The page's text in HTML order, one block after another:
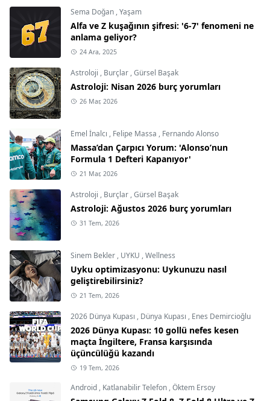
Sema Doğan ,Yaşam
Alfa ve Z kuşağının şifresi: '6-7' fenomeni ne
anlama geliyor?
24 Ara, 2025
Astroloji , Burçlar ,Gürsel Başak
Astroloji: Nisan 2026 burç yorumları
26 Mar, 2026
Emel İnalcı , Felipe Massa , Fernando Alonso
Massa’dan Çarpıcı Yorum: 'Alonso’nun
Formula 1 Defteri Kapanıyor'
21 Mar, 2026
Astroloji , Burçlar ,Gürsel Başak
Astroloji: Ağustos 2026 burç yorumları
31 Tem, 2026
Sinem Bekler , UYKU ,Wellness
Uyku optimizasyonu: Uykunuzu nasıl
geliştirebilirsiniz?
21 Tem, 2026
2026 Dünya Kupası , Dünya Kupası , Enes Demircioğlu
2026 Dünya Kupası: 10 gollü nefes kesen
maçta İngiltere, Fransa karşısında
üçüncülüğü kazandı
19 Tem, 2026
Android , Katlanabilir Telefon ,Öktem Ersoy